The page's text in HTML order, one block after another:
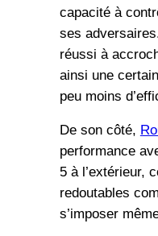
capacité à
ses
réussi à
ainsi une
peu moins
De son côté,
performance
5 à l’extérieur,
redoutables
s’imposer